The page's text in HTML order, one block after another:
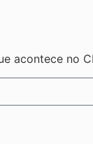
acontece no